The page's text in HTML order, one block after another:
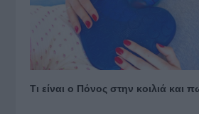
Τι είναι ο Πόνος στην κοιλιά και